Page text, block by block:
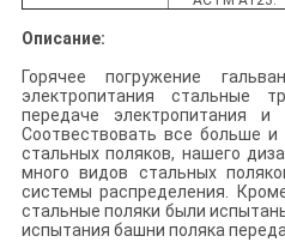
Описание:
Горячее погружение
электропитания стальные
передаче электропитания и
Соотвествовать все больше
стальных поляков, нашего
много видов стальных
системы распределения.
стальные поляки были
испытания башни поляка